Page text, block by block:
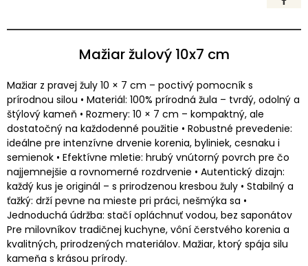
Mažiar žulový 10x7 cm
Mažiar z pravej žuly 10 × 7 cm – poctivý pomocník s
prírodnou silou • Materiál: 100% prírodná žula – tvrdý, odolný a
štýlový kameň • Rozmery: 10 × 7 cm – kompaktný, ale
dostatočný na každodenné použitie • Robustné prevedenie:
ideálne pre intenzívne drvenie korenia, byliniek, cesnaku i
semienok • Efektívne mletie: hrubý vnútorný povrch pre čo
najjemnejšie a rovnomerné rozdrvenie • Autentický dizajn:
každý kus je originál – s prirodzenou kresbou žuly • Stabilný a
ťažký: drží pevne na mieste pri práci, nešmýka sa •
Jednoduchá údržba: stačí opláchnuť vodou, bez saponátov
Pre milovníkov tradičnej kuchyne, vôní čerstvého korenia a
kvalitných, prirodzených materiálov. Mažiar, ktorý spája silu
kameňa s krásou prírody.